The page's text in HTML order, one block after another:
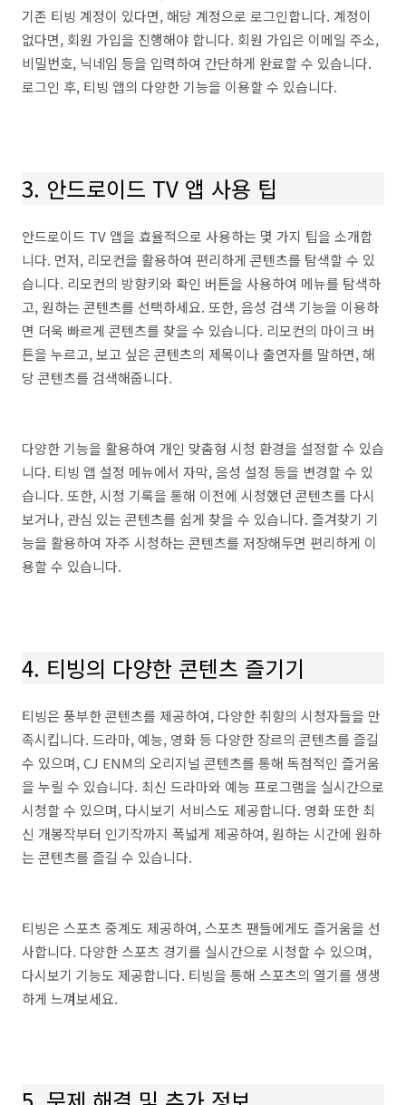
기존 티빙 계정이 있다면, 해당 계정으로 로그인합니다. 계정이
없다면, 회원 가입을 진행해야 합니다. 회원 가입은 이메일 주소,
비밀번호, 닉네임 등을 입력하여 간단하게 완료할 수 있습니다.
로그인 후, 티빙 앱의 다양한 기능을 이용할 수 있습니다.
3. 안드로이드 TV 앱 사용 팁
안드로이드 TV 앱을 효율적으로 사용하는 몇 가지 팁을 소개합
니다. 먼저, 리모컨을 활용하여 편리하게 콘텐츠를 탐색할 수 있
습니다. 리모컨의 방향키와 확인 버튼을 사용하여 메뉴를 탐색하
고, 원하는 콘텐츠를 선택하세요. 또한, 음성 검색 기능을 이용하
면 더욱 빠르게 콘텐츠를 찾을 수 있습니다. 리모컨의 마이크 버
튼을 누르고, 보고 싶은 콘텐츠의 제목이나 출연자를 말하면, 해
당 콘텐츠를 검색해줍니다.
다양한 기능을 활용하여 개인 맞춤형 시청 환경을 설정할 수 있습
니다. 티빙 앱 설정 메뉴에서 자막, 음성 설정 등을 변경할 수 있
습니다. 또한, 시청 기록을 통해 이전에 시청했던 콘텐츠를 다시
보거나, 관심 있는 콘텐츠를 쉽게 찾을 수 있습니다. 즐겨찾기 기
능을 활용하여 자주 시청하는 콘텐츠를 저장해두면 편리하게 이
용할 수 있습니다.
4. 티빙의 다양한 콘텐츠 즐기기
티빙은 풍부한 콘텐츠를 제공하여, 다양한 취향의 시청자들을 만
족시킵니다. 드라마, 예능, 영화 등 다양한 장르의 콘텐츠를 즐길
수 있으며, CJ ENM의 오리지널 콘텐츠를 통해 독점적인 즐거움
을 누릴 수 있습니다. 최신 드라마와 예능 프로그램을 실시간으로
시청할 수 있으며, 다시보기 서비스도 제공합니다. 영화 또한 최
신 개봉작부터 인기작까지 폭넓게 제공하여, 원하는 시간에 원하
는 콘텐츠를 즐길 수 있습니다.
티빙은 스포츠 중계도 제공하여, 스포츠 팬들에게도 즐거움을 선
사합니다. 다양한 스포츠 경기를 실시간으로 시청할 수 있으며,
다시보기 기능도 제공합니다. 티빙을 통해 스포츠의 열기를 생생
하게 느껴보세요.